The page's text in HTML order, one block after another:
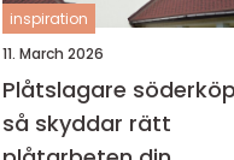
inspiration
11. March 2026
Plåtslagare
så skyddar rätt